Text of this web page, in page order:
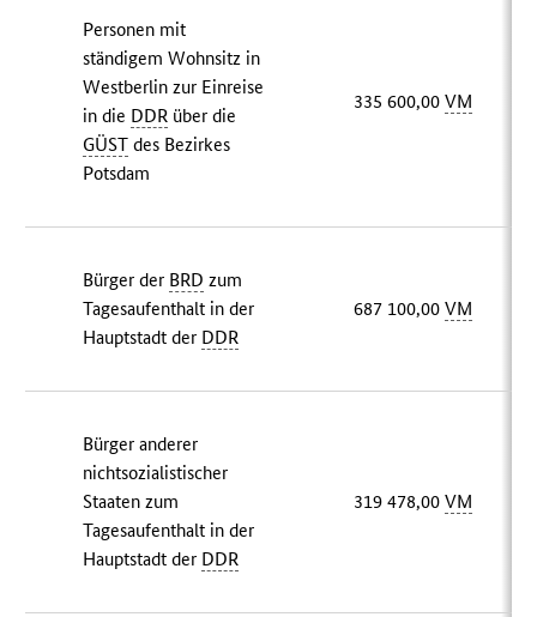
Personen mit
ständigem Wohnsitz in
Westberlin zur Einreise
in die DDR über die
GÜST des Bezirkes
Potsdam
335 600,00VM
Bürger der BRD zum
Tagesaufenthalt in der
Hauptstadt der DDR
687 100,00VM
Bürger anderer
nichtsozialistischer
Staaten zum
Tagesaufenthalt in der
Hauptstadt der DDR
319 478,00VM